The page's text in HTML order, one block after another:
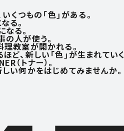
くつもの「色」がある。
る。
る。
の人が使う。
理教室が開かれる。
ど、 新しい「色」が生まれていく
（トナー）。
しい何かをはじめてみませんか。